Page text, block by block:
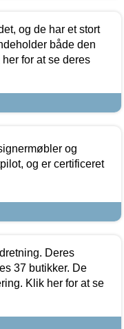
og de har et stort
både den
for at se deres
og
og er certificeret
Deres
37 butikker. De
Klik her for at se